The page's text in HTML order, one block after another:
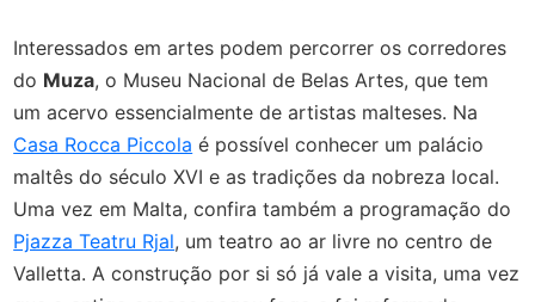
Interessados em artes podem percorrer os corredores
do Muza, o Museu Nacional de Belas Artes, que tem
um acervo essencialmente de artistas malteses. Na
Casa Rocca Piccola é possível conhecer um palácio
maltês do século XVI e as tradições da nobreza local.
Uma vez em Malta, confira também a programação do
Pjazza Teatru Rjal, um teatro ao ar livre no centro de
Valletta. A construção por si só já vale a visita, uma vez